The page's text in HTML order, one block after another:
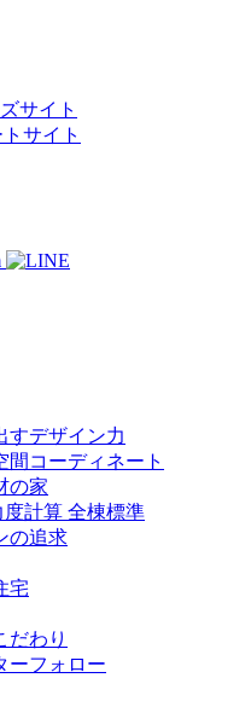
サイト
サイト
すデザイン力
間コーディネート
の家
計算 全棟標準
の追求
宅
だわり
ーフォロー